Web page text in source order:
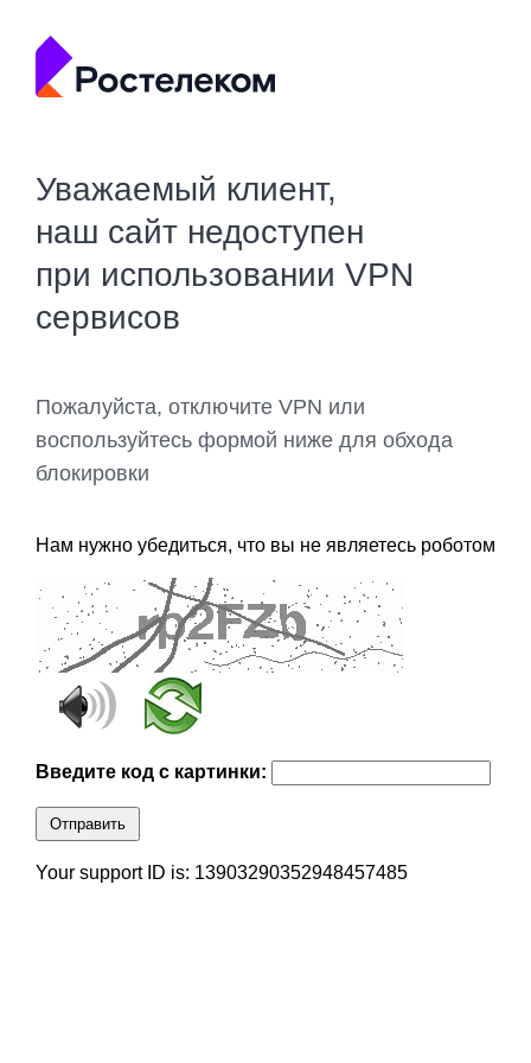
Уважаемый клиент,
наш сайт недоступен
при использовании VPN
сервисов
Пожалуйста, отключите VPN или
воспользуйтесь формой ниже для обхода
блокировки
Нам нужно убедиться, что вы не являетесь роботом
Введите код с картинки:
Отправить
Your support ID is: 13903290352948457485